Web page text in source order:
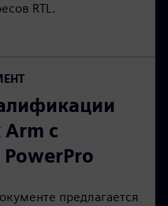
RTL.
с
предлагается